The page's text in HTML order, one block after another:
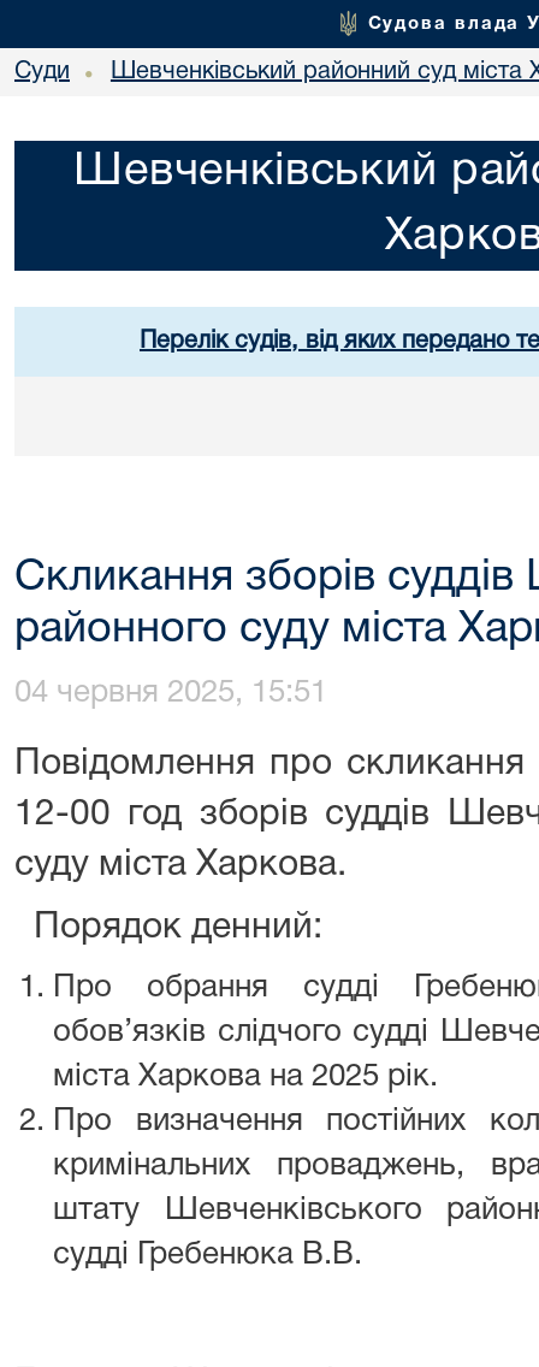
Судова влада
Суди • Шевченківський районний суд міста
Шевченківський
Перелік судів, від яких передано
Скликання зборів суддів
районного суду міста
04 червня 2025, 15:51
Повідомлення про
12-00 год зборів суддів
суду міста Харкова.
Порядок денний:
Про обрання судді
обов’язків слідчого судді
міста Харкова на 2025 рік.
Про визначення постійних
кримінальних проваджень,
штату Шевченківського
судді Гребенюка В.В.